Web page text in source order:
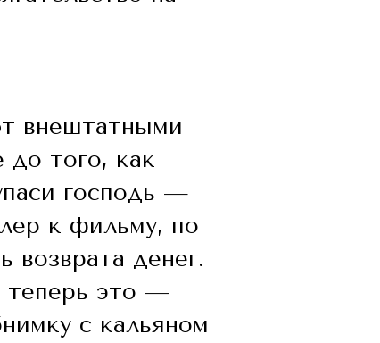
внештатными
того, как
господь —
к фильму, по
возврата денег.
теперь это —
с кальяном